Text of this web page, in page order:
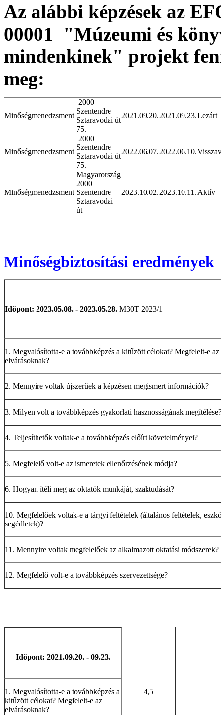
Az alábbi képzések az
00001
"Múzeumi és
mindenkinek" projekt
meg:
Minőségmenedzsment
2000
Szentendre
Sztaravodai út
75.
2021.09.20.2021.09.23.Lezárt
Minőségmenedzsment
2000
Szentendre
Sztaravodai út
75.
2022.06.07.2022.06.10.
Minőségmenedzsment
Magyarország
2000
Szentendre
Sztaravodai
út
2023.10.02.2023.10.11. Aktív
Minőségbiztosítási eredmények
Időpont: 2023.05.08. - 2023.05.28. M30T 2023/1
1. Megvalósította-e a továbbképzés a kitűzött célokat? Megfelelt-e az
elvárásoknak?
2. Mennyire voltak újszerűek a képzésen megismert információk?
3. Milyen volt a továbbképzés gyakorlati hasznosságának megítélése?
4. Teljesíthetők voltak-e a továbbképzés előírt követelményei?
5. Megfelelő volt-e az ismeretek ellenőrzésének módja?
6. Hogyan ítéli meg az oktatók munkáját, szaktudását?
10. Megfelelőek voltak-e a tárgyi feltételek (általános feltételek,
segédletek)?
11. Mennyire voltak megfelelőek az alkalmazott oktatási módszerek?
12. Megfelelő volt-e a továbbképzés szervezettsége?
Időpont: 2021.09.20. - 09.23.
1. Megvalósította-e a továbbképzés a
kitűzött célokat? Megfelelt-e az
elvárásoknak?
4,5